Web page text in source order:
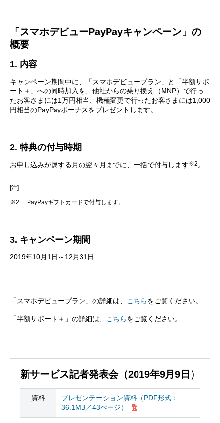
「スマホデビューPayPayキャンペーン」の
概要
1. 内容
キャンペーン期間中に、「スマホデビュープラン」と「半額サポ
ート＋」への同時加入を、他社からの乗り換え（MNP）で行っ
たお客さまには1万円相当、機種変更で行ったお客さまには1,000
円相当のPayPayボーナスをプレゼントします。
2. 特典の付与時期
お申し込みが属する月の翌々月までに、一括で付与します※2。
[注]
※2 PayPayギフトカードで付与します。
3. キャンペーン期間
2019年10月1日～12月31日
「スマホデビュープラン」の詳細は、 こちらをご覧ください。
「半額サポート＋」の詳細は、 こちらをご覧ください。
新サービス記者発表会（2019年9月9日）
資料
プレゼンテーション資料（PDF形式：
36.1MB／43ぺージ）